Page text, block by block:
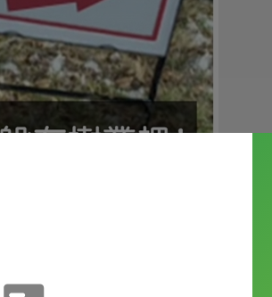
的時候，常常會看到以下的標語：